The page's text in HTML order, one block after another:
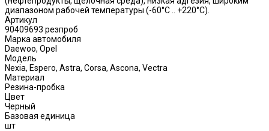
диапазоном рабочей температуры (-60°C .. +220°C).
Артикул
90409693 резпроб
Марка автомобиля
Daewoo, Opel
Модель
Nexia, Espero, Astra, Corsa, Ascona, Vectra
Материал
Резина-пробка
Цвет
Черный
Базовая единица
шт